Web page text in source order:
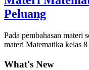
Peluang
Pada pembahasan materi
materi Matematika kelas
What's New